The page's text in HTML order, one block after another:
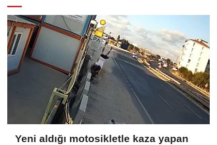
Yeni aldığı motosikletle kaza yapan